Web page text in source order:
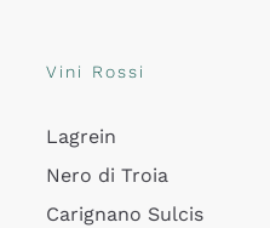
Vini Rossi
Lagrein
Nero di Troia
Carignano Sulcis